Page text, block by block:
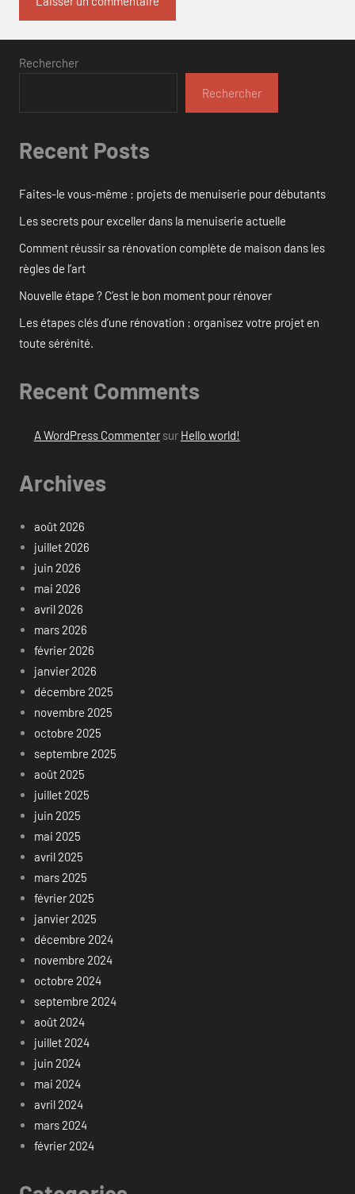
Rechercher
Rechercher
Recent Posts
Faites-le vous-même : projets de menuiserie pour débutants
Les secrets pour exceller dans la menuiserie actuelle
Comment réussir sa rénovation complète de maison dans les
règles de l’art
Nouvelle étape ? C’est le bon moment pour rénover
Les étapes clés d’une rénovation : organisez votre projet en
toute sérénité.
Recent Comments
A WordPress Commentersur Hello world!
Archives
août 2026
juillet 2026
juin 2026
mai 2026
avril 2026
mars 2026
février 2026
janvier 2026
décembre 2025
novembre 2025
octobre 2025
septembre 2025
août 2025
juillet 2025
juin 2025
mai 2025
avril 2025
mars 2025
février 2025
janvier 2025
décembre 2024
novembre 2024
octobre 2024
septembre 2024
août 2024
juillet 2024
juin 2024
mai 2024
avril 2024
mars 2024
février 2024